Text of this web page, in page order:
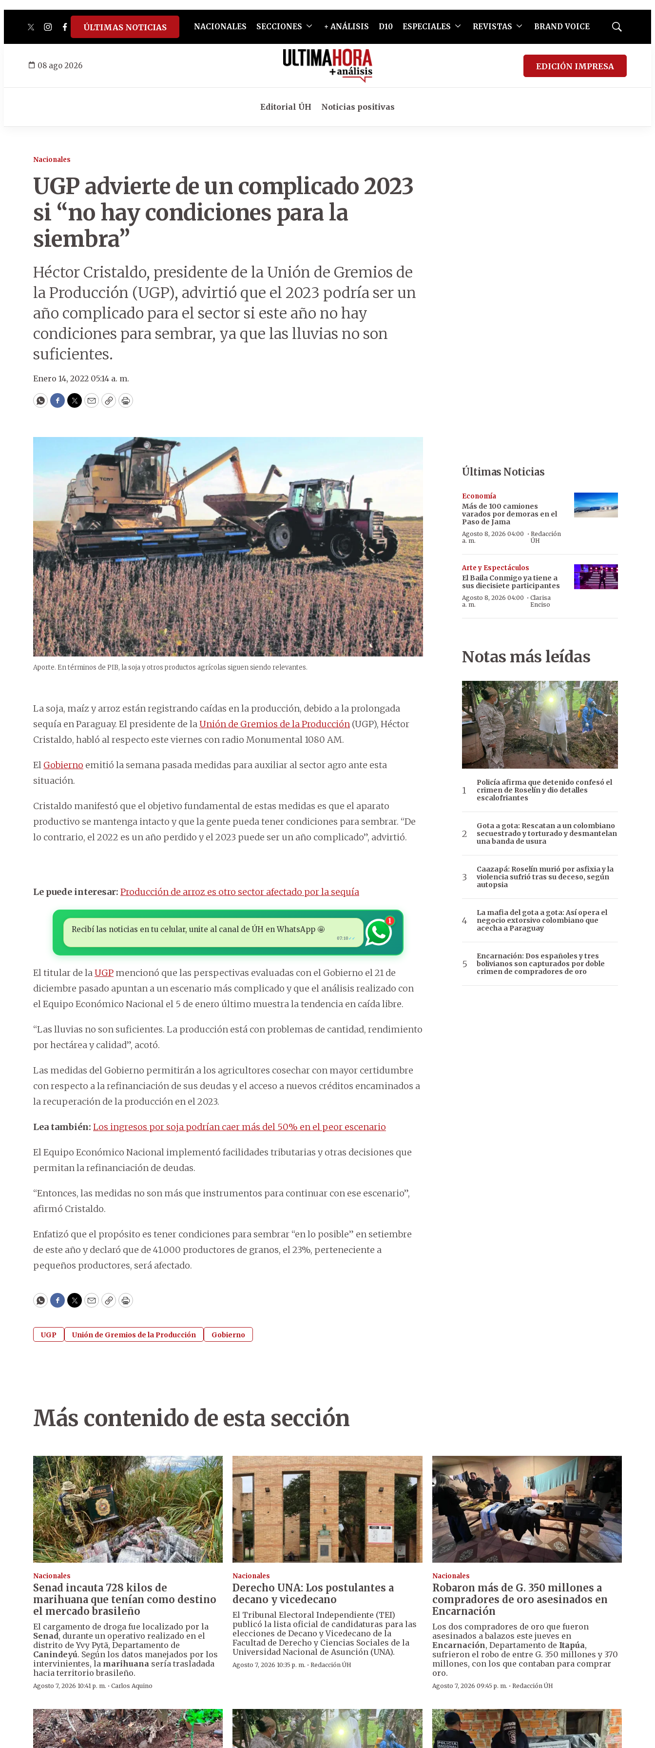
twitterinstagram
facebook
tiktokyoutube
spotify
ÚLTIMAS NOTICIAS NACIONALES SECCIONES + ANÁLISIS D10 ESPECIALES REVISTAS BRAND VOICE
Mostrar
08 ago 2026 EDICIÓN IMPRESA
Editorial ÚH Noticias positivas
Nacionales
UGP advierte de un complicado 2023
si “no hay condiciones para la
siembra”
Héctor Cristaldo, presidente de la Unión de Gremios de
la Producción (UGP), advirtió que el 2023 podría ser un
año complicado para el sector si este año no hay
condiciones para sembrar, ya que las lluvias no son
suficientes.
Enero 14, 2022 05:14 a. m.
WhatsApp
Facebook
Twitter
EmailCopyPrint
Aporte. En términos de PIB, la soja y otros productos agrícolas siguen siendo relevantes.
La soja, maíz y arroz están registrando caídas en la producción, debido a la prolongada
sequía en Paraguay. El presidente de laUnión de Gremios de la Producción (UGP), Héctor
Cristaldo, habló al respecto este viernes con radio Monumental 1080 AM.
El Gobierno emitió la semana pasada medidas para auxiliar al sector agro ante esta
situación.
Cristaldo manifestó que el objetivo fundamental de estas medidas es que el aparato
productivo se mantenga intacto y que la gente pueda tener condiciones para sembrar. “De
lo contrario, el 2022 es un año perdido y el 2023 puede ser un año complicado”, advirtió.
Le puede interesar: Producción de arroz es otro sector afectado por la sequía
Recibí las noticias en tu celular, unite al canal de ÚH en WhatsApp 🤩
07:10 ✓✓
1
El titular de laUGP mencionó que las perspectivas evaluadas con el Gobierno el 21 de
diciembre pasado apuntan a un escenario más complicado y que el análisis realizado con
el Equipo Económico Nacional el 5 de enero último muestra la tendencia en caída libre.
“Las lluvias no son suficientes. La producción está con problemas de cantidad, rendimiento
por hectárea y calidad”, acotó.
Las medidas del Gobierno permitirán a los agricultores cosechar con mayor certidumbre
con respecto a la refinanciación de sus deudas y el acceso a nuevos créditos encaminados a
la recuperación de la producción en el 2023.
Lea también: Los ingresos por soja podrían caer más del 50% en el peor escenario
El Equipo Económico Nacional implementó facilidades tributarias y otras decisiones que
permitan la refinanciación de deudas.
“Entonces, las medidas no son más que instrumentos para continuar con ese escenario”,
afirmó Cristaldo.
Enfatizó que el propósito es tener condiciones para sembrar “en lo posible” en setiembre
de este año y declaró que de 41.000 productores de granos, el 23%, perteneciente a
pequeños productores, será afectado.
WhatsApp
Facebook
Twitter
EmailCopyPrint
UGP Unión de Gremios de la Producción Gobierno
Últimas Noticias
Economía
Más de 100 camiones
varados por demoras en el
Paso de Jama
Agosto 8, 2026 04:00
a. m.
· Redacción
ÚH
Arte y Espectáculos
El Baila Conmigo ya tiene a
sus diecisiete participantes
Agosto 8, 2026 04:00
a. m.
· Clarisa
Enciso
Notas más leídas
Policía afirma que detenido confesó el
crimen de Roselín y dio detalles
escalofriantes
Gota a gota: Rescatan a un colombiano
secuestrado y torturado y desmantelan
una banda de usura
Caazapá: Roselín murió por asfixia y la
violencia sufrió tras su deceso, según
autopsia
La mafia del gota a gota: Así opera el
negocio extorsivo colombiano que
acecha a Paraguay
Encarnación: Dos españoles y tres
bolivianos son capturados por doble
crimen de compradores de oro
Más contenido de esta sección
Nacionales
Senad incauta 728 kilos de
marihuana que tenían como destino
el mercado brasileño
El cargamento de droga fue localizado por la
Senad, durante un operativo realizado en el
distrito de Yvy Pytã, Departamento de
Canindeyú. Según los datos manejados por los
intervinientes, la marihuana sería trasladada
hacia territorio brasileño.
Agosto 7, 2026 10:41 p. m. · Carlos Aquino
Nacionales
Derecho UNA: Los postulantes a
decano y vicedecano
El Tribunal Electoral Independiente (TEI)
publicó la lista oficial de candidaturas para las
elecciones de Decano y Vicedecano de la
Facultad de Derecho y Ciencias Sociales de la
Universidad Nacional de Asunción (UNA).
Agosto 7, 2026 10:35 p. m. ·Redacción ÚH
Nacionales
Robaron más de G. 350 millones a
compradores de oro asesinados en
Encarnación
Los dos compradores de oro que fueron
asesinados a balazos este jueves en
Encarnación, Departamento de Itapúa,
sufrieron el robo de entre G. 350 millones y 370
millones, con los que contaban para comprar
oro.
Agosto 7, 2026 09:45 p. m. · Redacción ÚH